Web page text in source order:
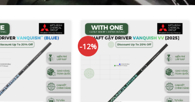
-12%